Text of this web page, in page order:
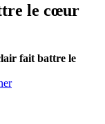
le cœur
fait battre le